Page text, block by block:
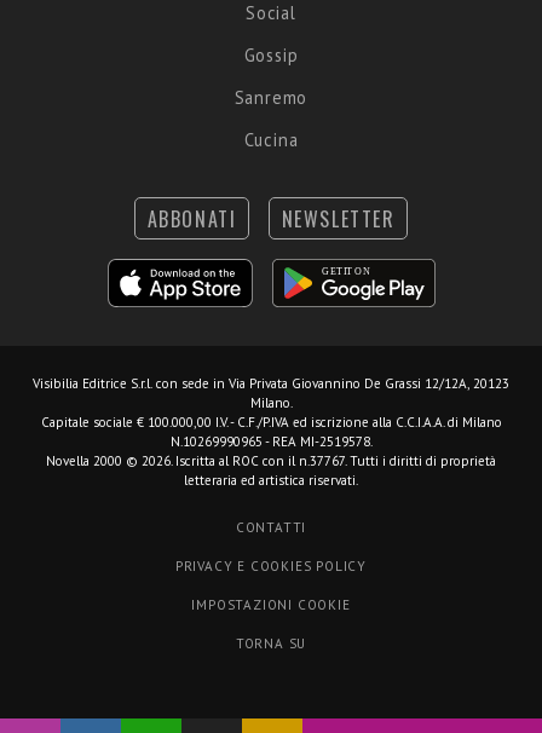
Social
Gossip
Sanremo
Cucina
ABBONATI NEWSLETTER
Visibilia Editrice S.r.l. con sede in Via Privata Giovannino De Grassi 12/12A, 20123
Milano.
Capitale sociale € 100.000,00 I.V. - C.F./P.IVA ed iscrizione alla C.C.I.A.A. di Milano
N.10269990965 - REA MI-2519578.
Novella 2000 © 2026. Iscritta al ROC con il n.37767. Tutti i diritti di proprietà
letteraria ed artistica riservati.
CONTATTI
PRIVACY E COOKIES POLICY
IMPOSTAZIONI COOKIE
TORNA SU